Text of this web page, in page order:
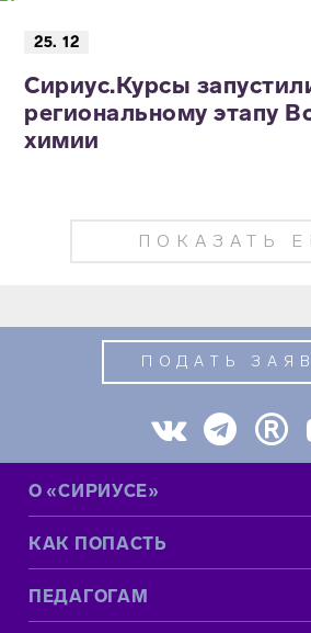
25. 12
Сириус.Курсы
региональному этапу
химии
ПОКАЗАТЬ
ПОДАТЬ
О «СИРИУСЕ»
КАК ПОПАСТЬ
ПЕДАГОГАМ